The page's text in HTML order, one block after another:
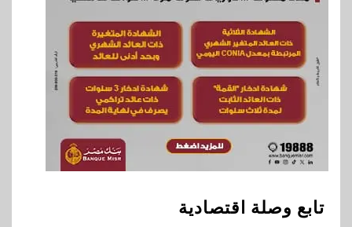
تابع وصلة اقتصادية